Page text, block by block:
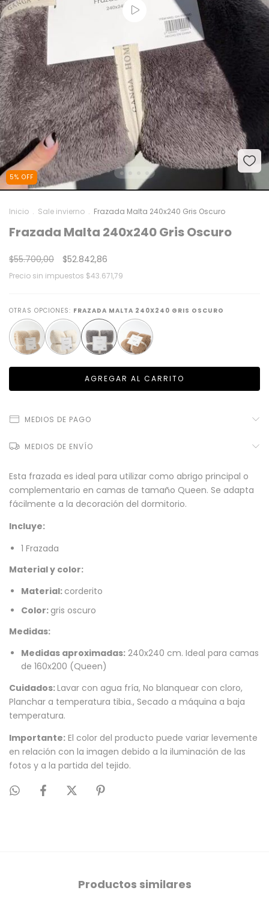
5% OFF
Inicio . Sale invierno . Frazada Malta 240x240 Gris Oscuro
Frazada Malta 240x240 Gris Oscuro
$55.700,00 $52.842,86
Precio sin impuestos $43.671,79
OTRAS OPCIONES: FRAZADA MALTA 240X240 GRIS OSCURO
MEDIOS DE PAGO
MEDIOS DE ENVÍO
Esta frazada es ideal para utilizar como abrigo principal o
complementario en camas de tamaño Queen. Se adapta
fácilmente a la decoración del dormitorio.
Incluye:
1 Frazada
Material y color:
Material: corderito
Color: gris oscuro
Medidas:
Medidas aproximadas: 240x240 cm. Ideal para camas
de 160x200 (Queen)
Cuidados:Lavar con agua fría, No blanquear con cloro,
Planchar a temperatura tibia., Secado a máquina a baja
temperatura.
Importante: El color del producto puede variar levemente
en relación con la imagen debido a la iluminación de las
fotos y a la partida del tejido.
Productos similares